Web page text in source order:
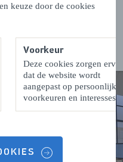
keuze door de cookies
Voorkeur
Deze cookies zorgen
dat de website wordt
aangepast op persoonlijke
voorkeuren en interesses.
artikelen